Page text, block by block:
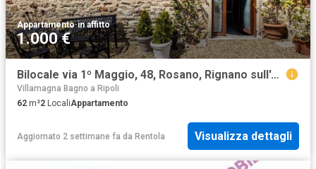
Appartamento·in affitto
1.000 €
Bilocale via 1º Maggio, 48, Rosano, Rignano sull'Arno
Villamagna Bagno a Ripoli
62 m²2 LocaliAppartamento
Aggiornato 2 settimane fa da Rentola Visualizza dettagli